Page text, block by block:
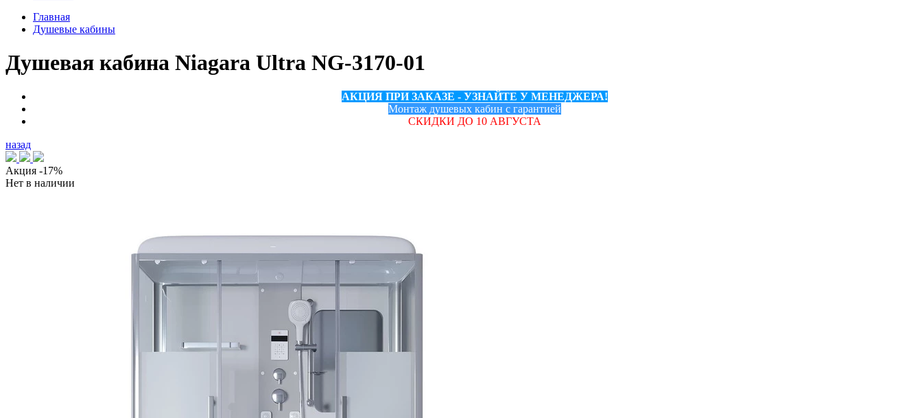
Главная
Душевые кабины
Душевая кабина Niagara Ultra NG-3170-01
АКЦИЯ ПРИ ЗАКАЗЕ - УЗНАЙТЕ У МЕНЕДЖЕРА!
Монтаж душевых кабин с гарантией
СКИДКИ ДО 10 АВГУСТА
назад
Акция -17%
Нет в наличии